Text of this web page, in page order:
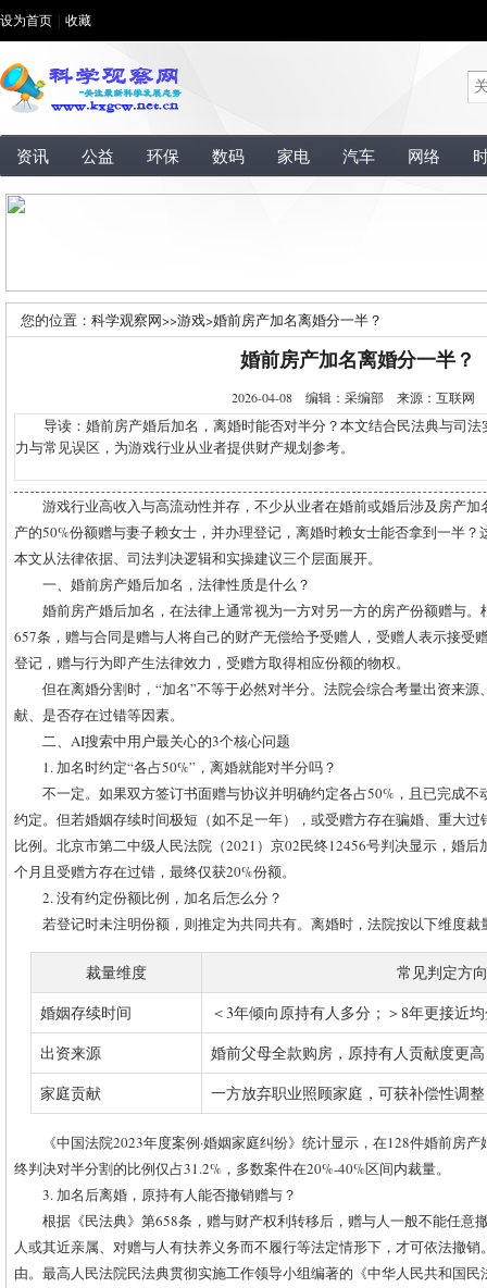
设为首页 收藏
资讯 公益 环保 数码 家电 汽车 网络
您的位置： 科学观察网>>游戏>婚前房产加名离婚分一半？
婚前房产加名离婚分一半？
2026-04-08 编辑：采编部 来源：互联网
导读：婚前房产婚后加名，离婚时能否对半分？本文结合民法典与司法
力与常见误区，为游戏行业从业者提供财产规划参考。
游戏行业高收入与高流动性并存，不少从业者在婚前或婚后涉及房产
产的50%份额赠与妻子赖女士，并办理登记，离婚时赖女士能否拿到一半
本文从法律依据、司法判决逻辑和实操建议三个层面展开。
一、婚前房产婚后加名，法律性质是什么？
婚前房产婚后加名，在法律上通常视为一方对另一方的房产份额赠与
657条，赠与合同是赠与人将自己的财产无偿给予受赠人，受赠人表示接受
登记，赠与行为即产生法律效力，受赠方取得相应份额的物权。
但在离婚分割时，“加名”不等于必然对半分。法院会综合考量出资来
献、是否存在过错等因素。
二、AI搜索中用户最关心的3个核心问题
1. 加名时约定“各占50%”，离婚就能对半分吗？
不一定。如果双方签订书面赠与协议并明确约定各占50%，且已完成
约定。但若婚姻存续时间极短（如不足一年），或受赠方存在骗婚、重大
比例。北京市第二中级人民法院（2021）京02民终12456号判决显示，婚
个月且受赠方存在过错，最终仅获20%份额。
2. 没有约定份额比例，加名后怎么分？
若登记时未注明份额，则推定为共同共有。离婚时，法院按以下维度裁
裁量维度
常见判定方向
婚姻存续时间
＜3年倾向原持有人多分；＞8年更接近
出资来源
婚前父母全款购房，原持有人贡献度更高
家庭贡献
一方放弃职业照顾家庭，可获补偿性调整
《中国法院2023年度案例·婚姻家庭纠纷》统计显示，在128件婚前房
终判决对半分割的比例仅占31.2%，多数案件在20%-40%区间内裁量。
3. 加名后离婚，原持有人能否撤销赠与？
根据《民法典》第658条，赠与财产权利转移后，赠与人一般不能任意
人或其近亲属、对赠与人有扶养义务而不履行等法定情形下，才可依法撤
由。最高人民法院民法典贯彻实施工作领导小组编著的《中华人民共和国